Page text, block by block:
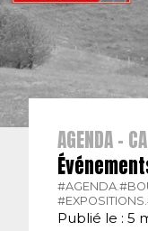
AGENDA -
#AGENDA.
#EXPOSITIONS.
Publié le : 5